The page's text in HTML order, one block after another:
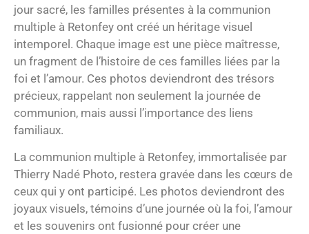
jour sacré, les familles présentes à la communion
multiple à Retonfey ont créé un héritage visuel
intemporel. Chaque image est une pièce maîtresse,
un fragment de l’histoire de ces familles liées par la
foi et l’amour. Ces photos deviendront des trésors
précieux, rappelant non seulement la journée de
communion, mais aussi l’importance des liens
familiaux.
La communion multiple à Retonfey, immortalisée par
Thierry Nadé Photo, restera gravée dans les cœurs de
ceux qui y ont participé. Les photos deviendront des
joyaux visuels, témoins d’une journée où la foi, l’amour
et les souvenirs ont fusionné pour créer une